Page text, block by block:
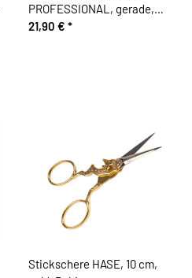
PROFESSIONAL, gerade,
Prym
21,90 € *
Stickschere HASE, 10 cm,